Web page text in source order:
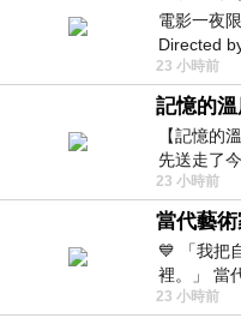
電影一夜
Directed
Starring
23 小時前
記憶的
【記憶的
先送走了
以為展場
23 小時前
💙 「我把
裡。」 當
抽象韻味
23 小時前